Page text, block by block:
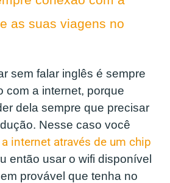
as suas viagens no
sem falar inglês é sempre
com a internet, porque
dela sempre que precisar
Nesse caso você
internet através de um chip
então usar o wifi disponível
provável que tenha no